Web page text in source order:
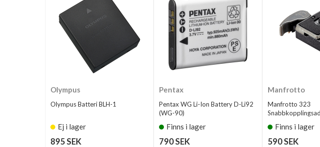
Olympus
Olympus Batteri BLH-1
Ej i lager
895 SEK
Pentax
Pentax WG Li-Ion Battery D-Li92
(WG-90)
Finns i lager
790 SEK
Manfrotto
Manfrotto 323
Finns i lager
590 SEK